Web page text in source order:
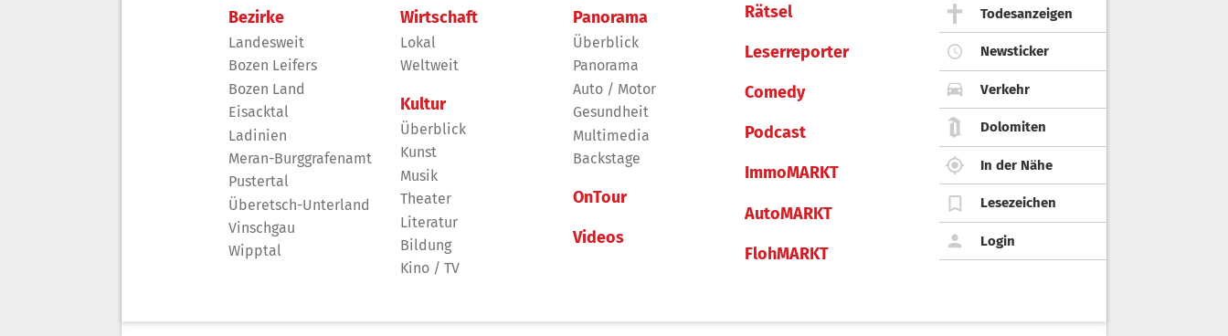
Bezirke
Landesweit
Bozen Leifers
Bozen Land
Eisacktal
Ladinien
Meran-Burggrafenamt
Pustertal
Überetsch-Unterland
Vinschgau
Wipptal
Wirtschaft
Lokal
Weltweit
Kultur
Überblick
Kunst
Musik
Theater
Literatur
Bildung
Kino / TV
Panorama
Überblick
Panorama
Auto / Motor
Gesundheit
Multimedia
Backstage
OnTour
Videos
Rätsel
Leserreporter
Comedy
Podcast
ImmoMARKT
AutoMARKT
FlohMARKT
Todesanzeigen
Newsticker
Verkehr
Dolomiten
In der Nähe
Lesezeichen
Login